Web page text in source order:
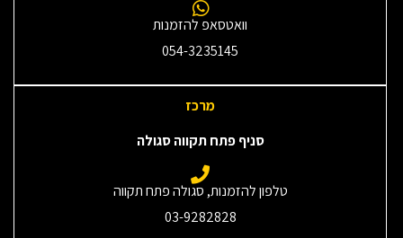
וואטסאפ להזמנות
054-3235145‎
מרכז
סניף פתח תקווה סגולה
טלפון להזמנות, סגולה פתח תקווה
03-9282828